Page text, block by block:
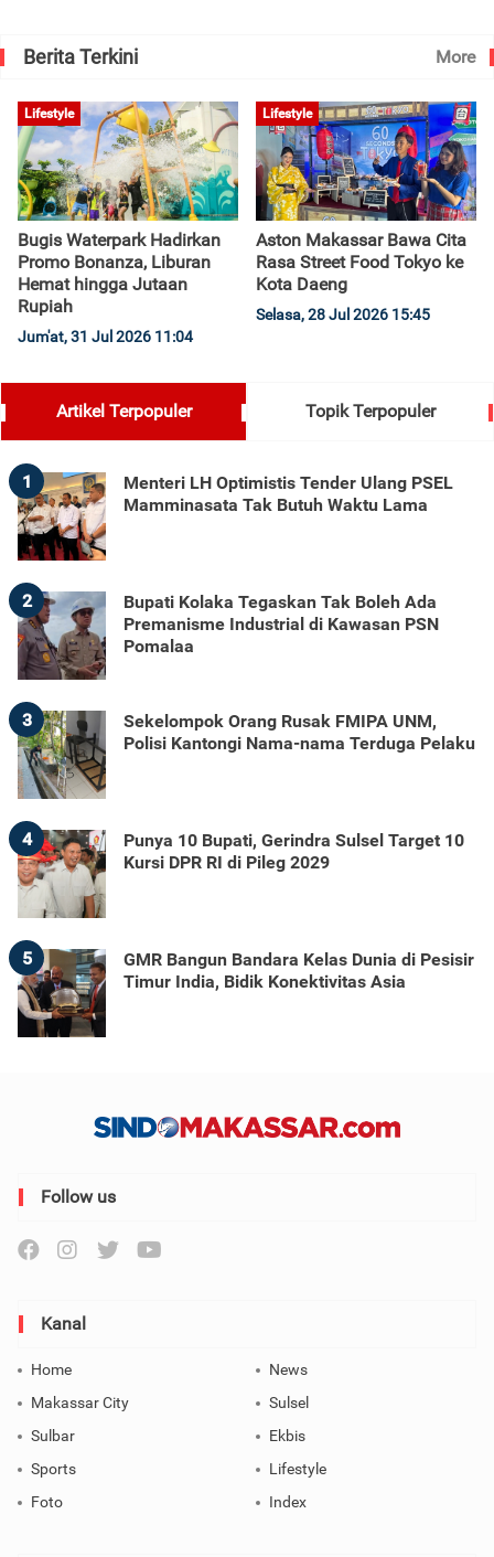
Berita Terkini More
Lifestyle
Bugis Waterpark Hadirkan
Promo Bonanza, Liburan
Hemat hingga Jutaan
Rupiah
Jum'at, 31 Jul 2026 11:04
Lifestyle
Aston Makassar Bawa Cita
Rasa Street Food Tokyo ke
Kota Daeng
Selasa, 28 Jul 2026 15:45
Artikel Terpopuler Topik Terpopuler
1
Menteri LH Optimistis Tender Ulang PSEL
Mamminasata Tak Butuh Waktu Lama
2
Bupati Kolaka Tegaskan Tak Boleh Ada
Premanisme Industrial di Kawasan PSN
Pomalaa
3
Sekelompok Orang Rusak FMIPA UNM,
Polisi Kantongi Nama-nama Terduga Pelaku
4
Punya 10 Bupati, Gerindra Sulsel Target 10
Kursi DPR RI di Pileg 2029
5
GMR Bangun Bandara Kelas Dunia di Pesisir
Timur India, Bidik Konektivitas Asia
Follow us
Kanal
Home
News
Makassar City
Sulsel
Sulbar
Ekbis
Sports
Lifestyle
Foto
Index